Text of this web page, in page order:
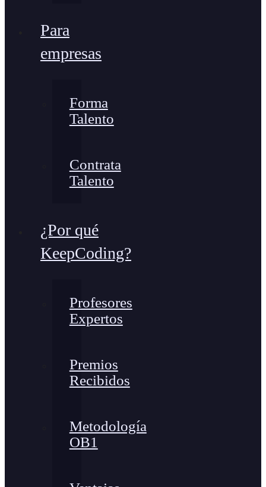
Para
empresas
Forma
Talento
Contrata
Talento
¿Por qué
KeepCoding?
Profesores
Expertos
Premios
Recibidos
Metodología
OB1